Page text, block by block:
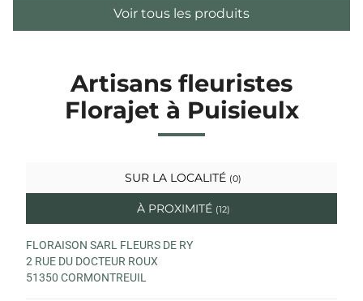
Voir tous les produits
Artisans fleuristes
Florajet à Puisieulx
SUR LA LOCALITÉ (0)
À PROXIMITÉ (12)
FLORAISON SARL FLEURS DE RY
2 RUE DU DOCTEUR ROUX
51350 CORMONTREUIL